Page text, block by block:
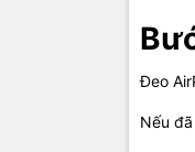
Đeo
Nếu